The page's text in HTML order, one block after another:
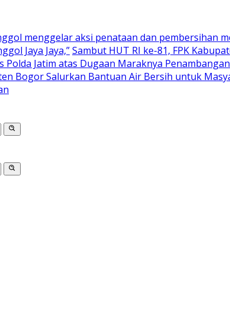
menggelar aksi penataan dan pembersihan
Jaya Jaya,”Sambut HUT RI ke-81, FPK
Polda Jatim atas Dugaan Maraknya
Bogor Salurkan Bantuan Air Bersih untuk